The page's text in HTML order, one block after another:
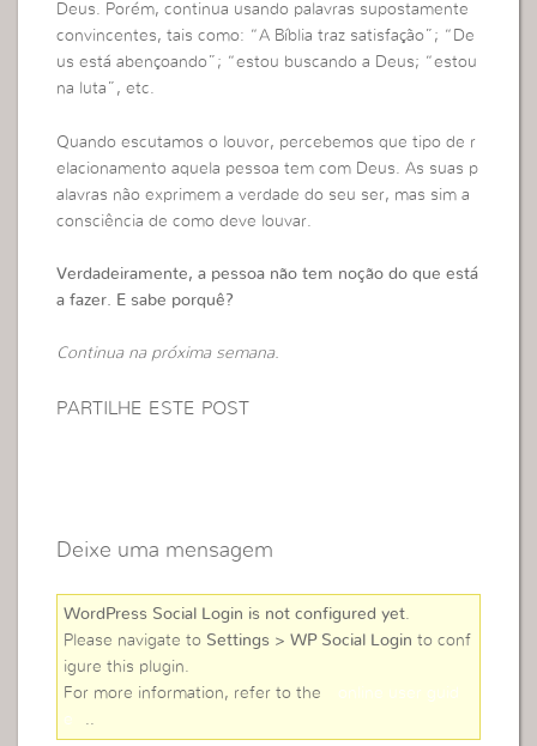
Deus. Porém, continua usando palavras supostamente
convincentes, tais como: “A Bíblia traz satisfação”; “De
us está abençoando”; “estou buscando a Deus; “estou
na luta”, etc.
Quando escutamos o louvor, percebemos que tipo de r
elacionamento aquela pessoa tem com Deus. As suas p
alavras não exprimem a verdade do seu ser, mas sim a
consciência de como deve louvar.
Verdadeiramente, a pessoa não tem noção do que está
a fazer. E sabe porquê?
Continua na próxima semana.
PARTILHE ESTE POST
Deixe uma mensagem
WordPress Social Login is not configured yet
Please navigate to Settings > WP Social Login to conf
igure this plugin.
For more information, refer to the
online user guid
e